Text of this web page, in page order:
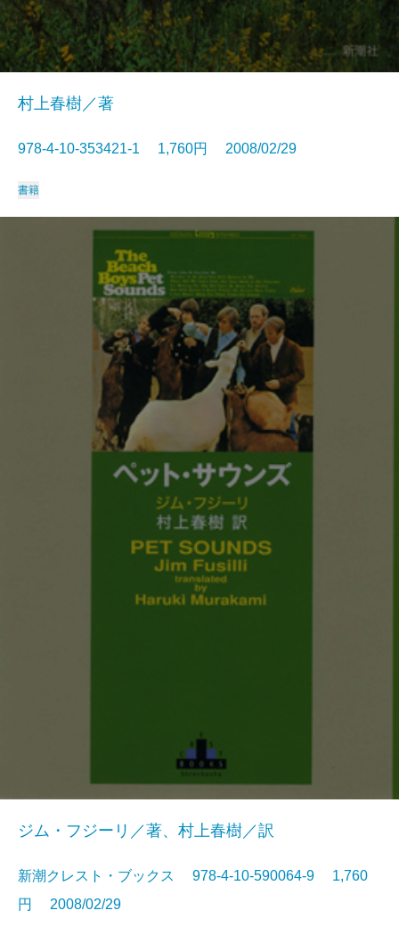
村上春樹／著
978-4-10-353421-1 1,760円 2008/02/29
書籍
ジム・フジーリ／著、村上春樹／訳
新潮クレスト・ブックス 978-4-10-590064-9 1,760
円 2008/02/29